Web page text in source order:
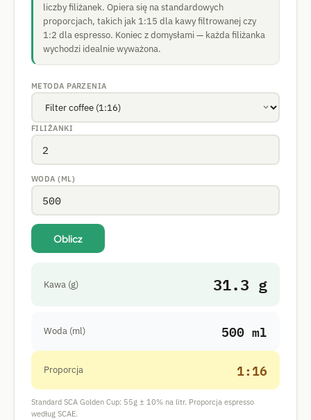
liczby filiżanek. Opiera się na standardowych
proporcjach, takich jak 1:15 dla kawy filtrowanej czy
1:2 dla espresso. Koniec z domysłami — każda filiżanka
wychodzi idealnie wyważona.
METODA PARZENIA
FILIŻANKI
WODA (ML)
Oblicz
Kawa (g) 31.3 g
Woda (ml) 500 ml
Proporcja 1:16
Standard SCA Golden Cup: 55g ± 10% na litr. Proporcja espresso
według SCAE.